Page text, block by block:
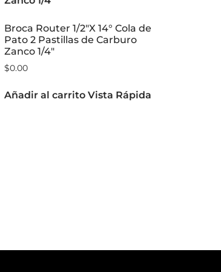
Broca Router 1/2″X 14° Cola de
Pato 2 Pastillas de Carburo
Zanco 1/4″
$0.00
Añadir al carrito Vista Rápida